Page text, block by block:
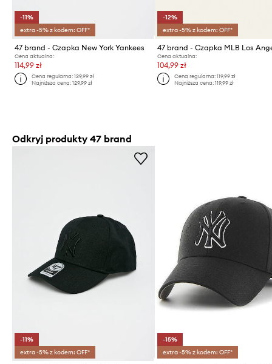
-11%
extra -5% z kodem: OFF*
47 brand - Czapka New York Yankees
Cena aktualna:
114,99 zł
Cena regularna:129,99 zł
Najniższa cena:129,99 zł
-12%
extra -5% z kodem: OFF*
Cena aktualna:
104,99 zł
Cena regularna: 119,99 zł
Najniższa cena: 119,99 zł
Odkryj produkty 47 brand
-11%
extra -5% z kodem: OFF*
-15%
extra -5% z kodem: OFF*